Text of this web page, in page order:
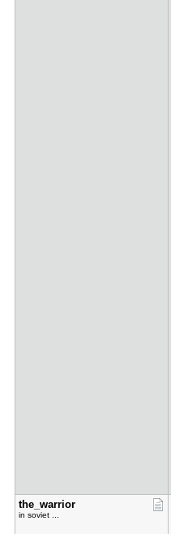
the_warrio​r
in soviet ...